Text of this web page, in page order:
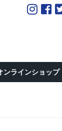
ンラインショップ